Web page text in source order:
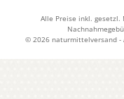
Alle Preise inkl. gesetzl.
© 2026 naturmittelversand -